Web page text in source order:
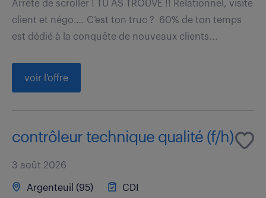
Arrête de scroller ! TU AS TROUVÉ !! Relationnel, visite
client et négo…. C’est ton truc ? 60% de ton temps
est dédié à la conquête de nouveaux clients...
voir l'offre
contrôleur technique qualité (f/h)
3 août 2026
Argenteuil (95)
CDI